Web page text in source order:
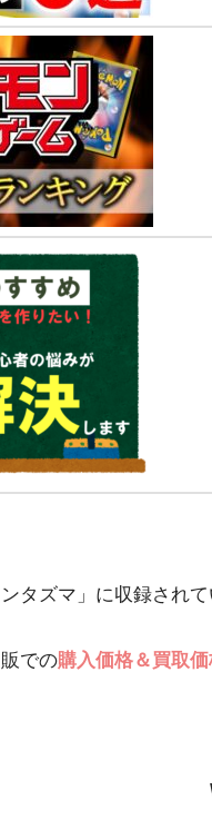
タズマ」に収録されて
での購入価格＆買取